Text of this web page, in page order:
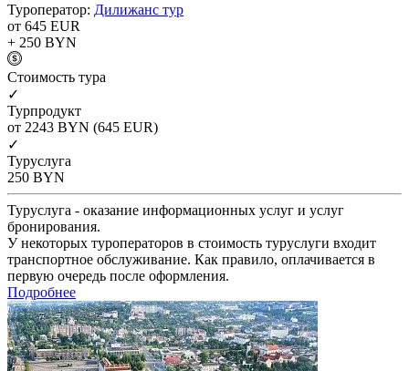
Туроператор: Дилижанс тур
от 645 EUR
+ 250 BYN
Cтоимость тура
✓
Турпродукт
от 2243 BYN (645 EUR)
✓
Туруслуга
250 BYN
Туруслуга - оказание информационных услуг и услуг
бронирования.
У некоторых туроператоров в стоимость туруслуги входит
транспортное обслуживание. Как правило, оплачивается в
первую очередь после оформления.
Подробнее